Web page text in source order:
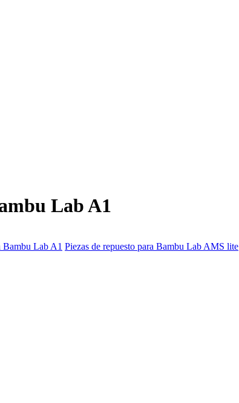
Lab A1
Bambu Lab A1 Piezas de repuesto para Bambu Lab AMS lite